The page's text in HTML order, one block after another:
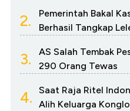
2.
Pemerintah Bakal
Berhasil Tangkap
3.
AS Salah Tembak
290 Orang Tewas
4.
Saat Raja Ritel
Alih Keluarga